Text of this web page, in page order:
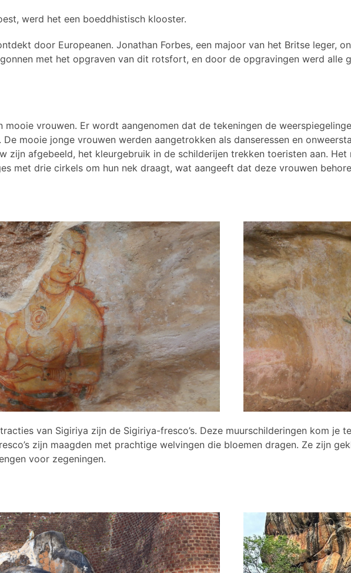
werd het een boeddhistisch klooster.
door Europeanen. Jonathan Forbes, een majoor van het Britse leger,
met het opgraven van dit rotsfort, en door de opgravingen werd alle
mooie vrouwen. Er wordt aangenomen dat de tekeningen de
De mooie jonge vrouwen werden aangetrokken als danseressen en
zijn afgebeeld, het kleurgebruik in de schilderijen trekken toeristen aan.
met drie cirkels om hun nek draagt, wat aangeeft dat deze vrouwen
van Sigiriya zijn de Sigiriya-fresco’s. Deze muurschilderingen kom je
zijn maagden met prachtige welvingen die bloemen dragen. Ze zijn
voor zegeningen.